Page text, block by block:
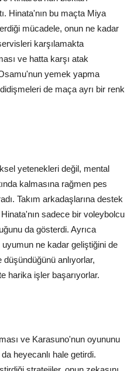
Hinata'nın bu maçta Miya
mücadele, onun ne kadar
karşılamakta
ve hatta karşı atak
yemek yapma
de maça ayrı bir renk
yetenekleri değil, mental
kalmasına rağmen pes
Takım arkadaşlarına destek
sadece bir voleybolcu
da gösterdi. Ayrıca
ne kadar geliştiğini de
anlıyorlar,
harika işler başarıyorlar.
ve Karasuno'nun oyununu
heyecanlı hale getirdi.